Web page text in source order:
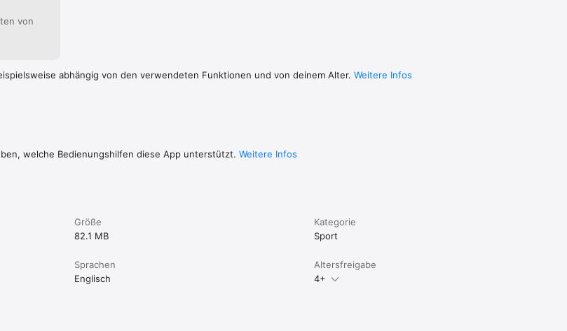
von
abhängig von den verwendeten Funktionen und von deinem Alter. Weitere Infos
welche Bedienungshilfen diese App unterstützt. Weitere Infos
Größe
82.1 MB
Kategorie
Sport
Sprachen
Englisch
Altersfreigabe
4+